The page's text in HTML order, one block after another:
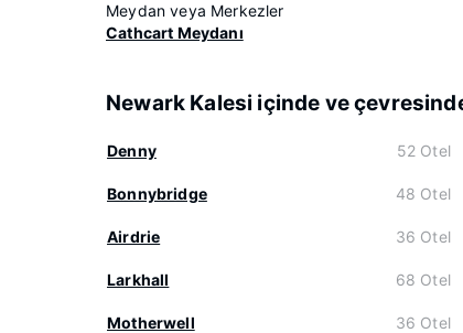
Meydan veya Merkezler
Cathcart Meydanı
Newark Kalesi içinde ve
Denny 52 Otel
Bonnybridge 48 Otel
Airdrie 36 Otel
Larkhall 68 Otel
Motherwell 36 Otel